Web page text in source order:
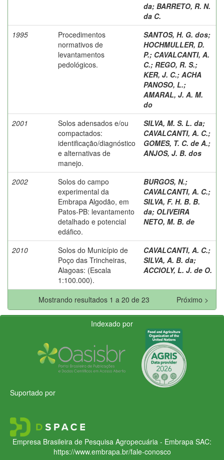
da; BARRETO, R. N.
da C.
1995
Procedimentos
normativos de
levantamentos
pedológicos.
SANTOS, H. G. dos;
HOCHMULLER, D.
P.; CAVALCANTI, A.
C.; REGO, R. S.;
KER, J. C.; ACHA
PANOSO, L.;
AMARAL, J. A. M.
do
2001
Solos adensados e/ou
compactados:
identificação/diagnóstico
e alternativas de
manejo.
SILVA, M. S. L. da;
CAVALCANTI, A. C.;
GOMES, T. C. de A.;
ANJOS, J. B. dos
2002
Solos do campo
experimental da
Embrapa Algodão, em
Patos-PB: levantamento
detalhado e potencial
edáfico.
BURGOS, N.;
CAVALCANTI, A. C.;
SILVA, F. H. B. B.
da; OLIVEIRA
NETO, M. B. de
2010
Solos do Município de
Poço das Trincheiras,
Alagoas: (Escala
1:100.000).
CAVALCANTI, A. C.;
SILVA, A. B. da;
ACCIOLY, L. J. de O.
Mostrando resultados 1 a 20 de 23 Próximo >
Indexado por
Suportado por
Empresa Brasileira de Pesquisa Agropecuária - Embrapa SAC:
https://www.embrapa.br/fale-conosco